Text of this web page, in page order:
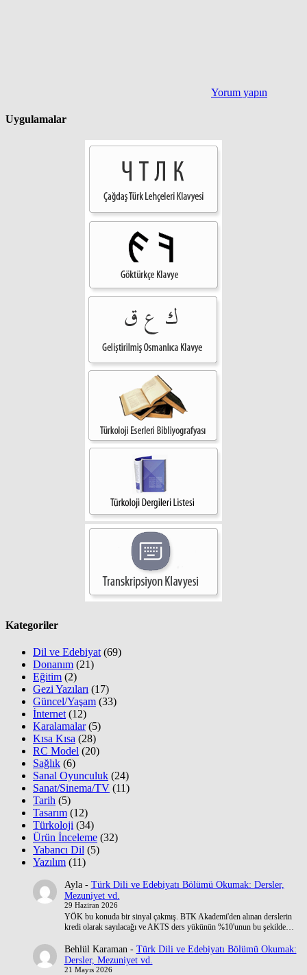
Yorum yapın
Uygulamalar
Kategoriler
Dil ve Edebiyat (69)
Donanım (21)
Eğitim (2)
Gezi Yazıları (17)
Güncel/Yaşam (33)
İnternet (12)
Karalamalar(5)
Kısa Kısa (28)
RC Model (20)
Sağlık (6)
Sanal Oyunculuk (24)
Sanat/Sinema/TV (11)
Tarih (5)
Tasarım (12)
Türkoloji (34)
Ürün İnceleme (32)
Yabancı Dil (5)
Yazılım (11)
Ayla- Türk Dili ve Edebiyatı Bölümü Okumak: Dersler,
Mezuniyet vd.
29 Haziran 2026
YÖK bu konuda bir sinyal çakmış. BTK Akademi'den alınan derslerin
kredi olarak sayılacağı ve AKTS ders yükünün %10'unun bu şekilde…
Behlül Karaman- Türk Dili ve Edebiyatı Bölümü Okumak:
Dersler, Mezuniyet vd.
21 Mayıs 2026